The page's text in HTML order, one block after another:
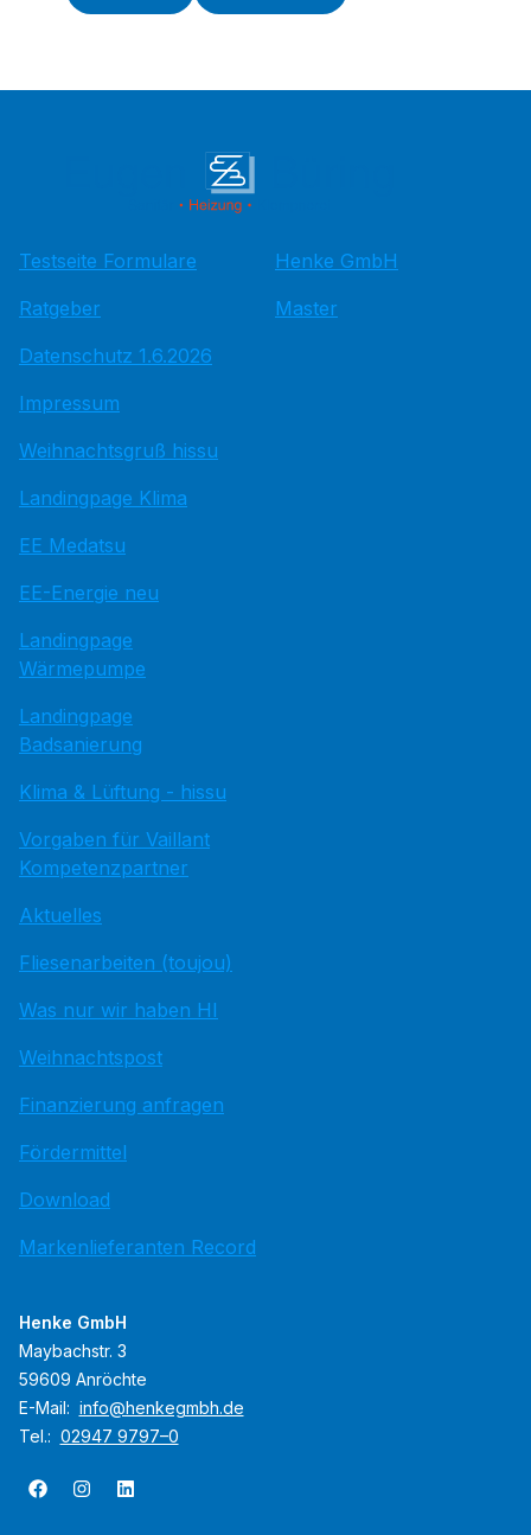
Testseite Formulare
Ratgeber
Datenschutz 1.6.2026
Impressum
Weihnachtsgruß hissu
Landingpage Klima
EE Medatsu
EE-Energie neu
Landingpage
Wärmepumpe
Landingpage
Badsanierung
Klima & Lüftung - hissu
Vorgaben für Vaillant
Kompetenzpartner
Aktuelles
Fliesenarbeiten (toujou)
Was nur wir haben HI
Weihnachtspost
Finanzierung anfragen
Fördermittel
Download
Markenlieferanten Record
Henke GmbH
Master
Henke GmbH
Maybachstr. 3
59609 Anröchte
E-Mail: info@henkegmbh.de
Tel.: 02947 9797–0